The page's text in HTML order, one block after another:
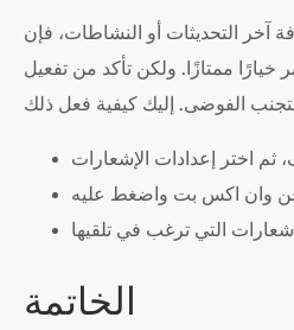
آخر التحديثات أو النشاطات، فإن
خيارًا ممتازًا. ولكن تأكد من تفعيل
الخاتمة